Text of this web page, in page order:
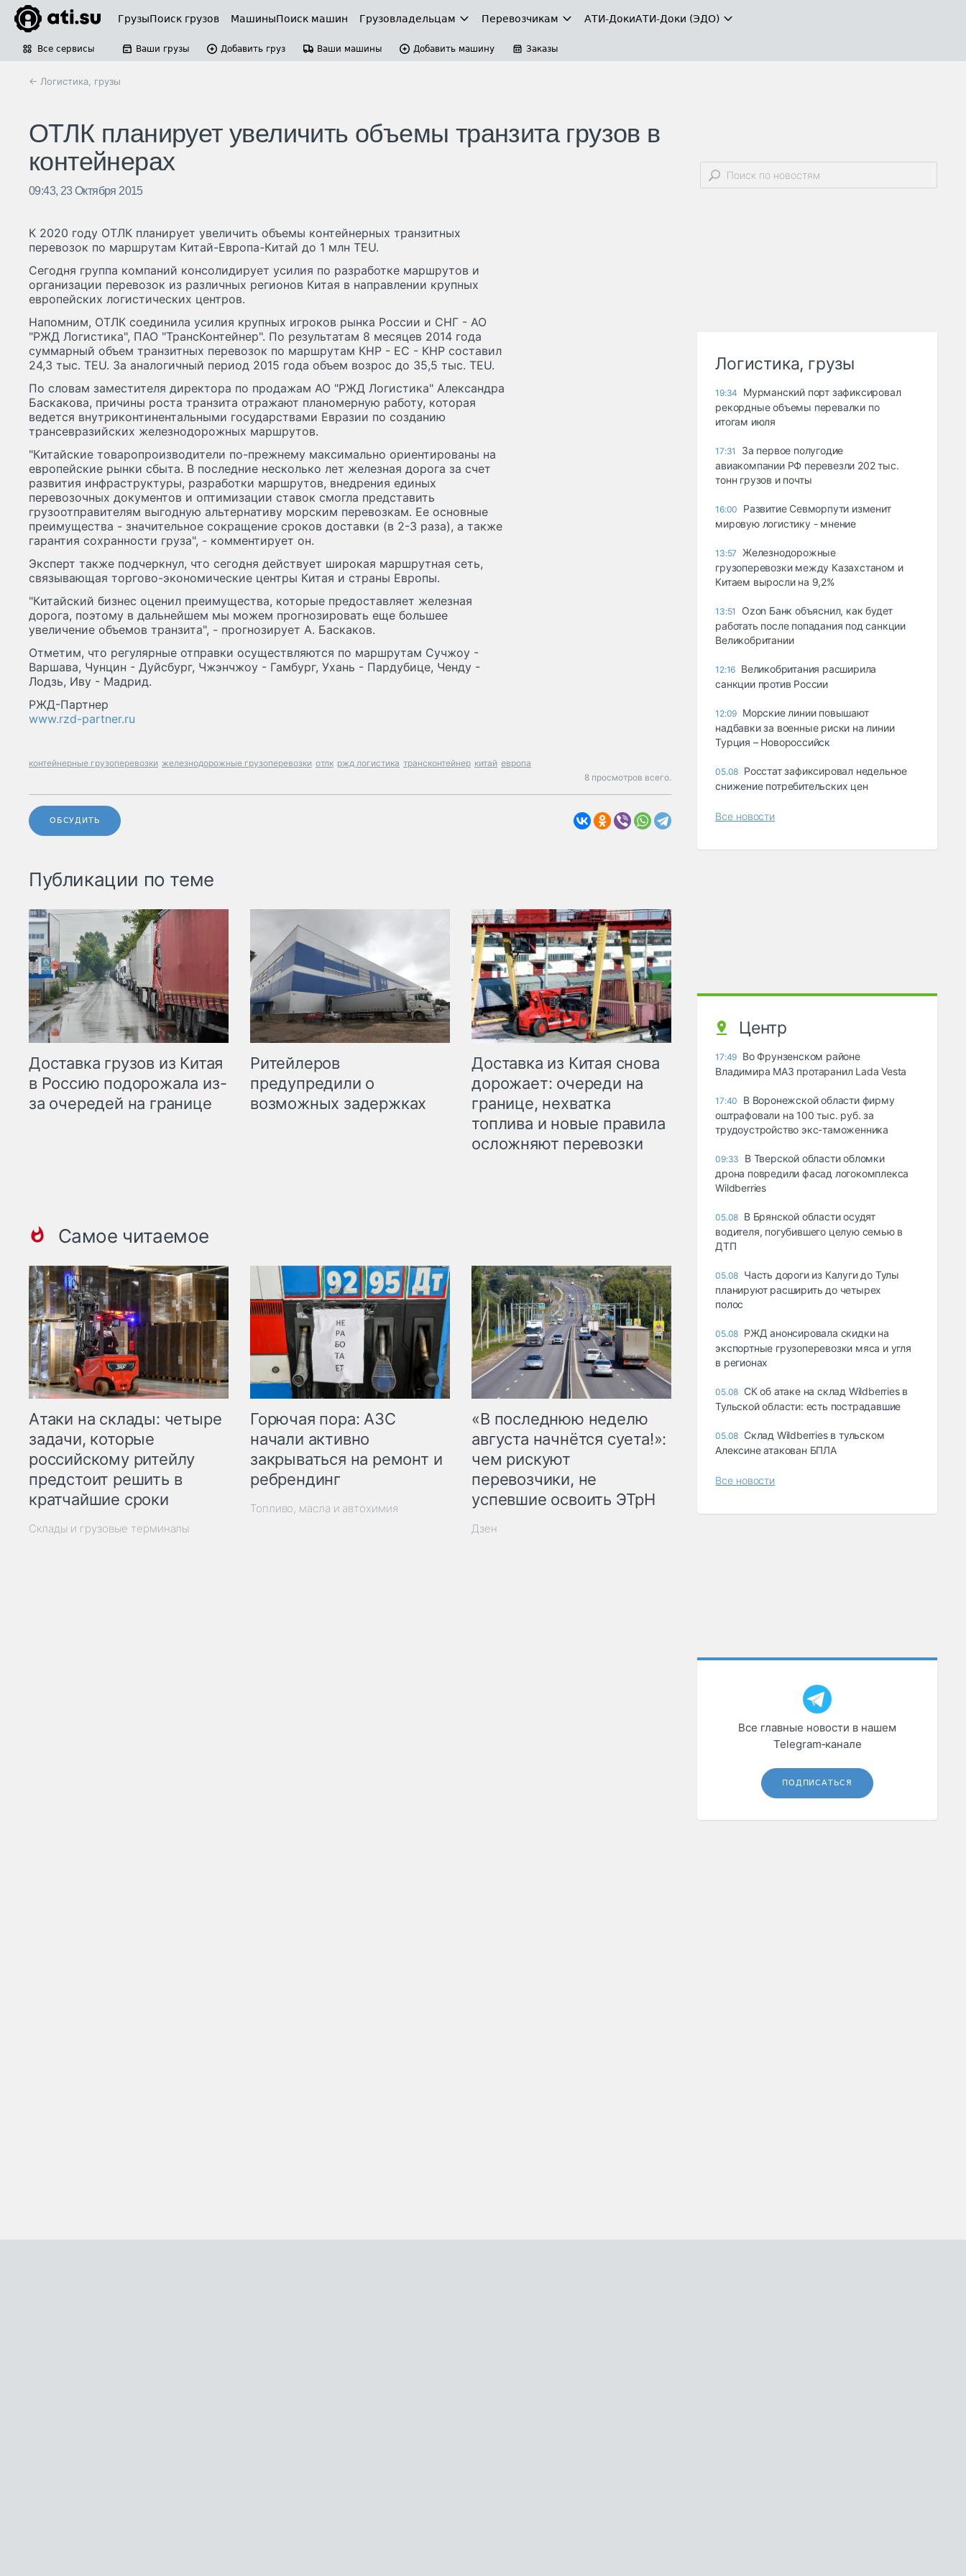
ГрузыПоиск грузов МашиныПоиск машин Грузовладельцам Перевозчикам АТИ-ДокиАТИ-Доки (ЭДО)
Все сервисы Ваши грузы Добавить груз Ваши машины Добавить машину Заказы
← Логистика, грузы
ОТЛК планирует увеличить объемы транзита грузов в
контейнерах
09:43, 23 Октября 2015
К 2020 году ОТЛК планирует увеличить объемы контейнерных транзитных
перевозок по маршрутам Китай-Европа-Китай до 1 млн TEU.
Сегодня группа компаний консолидирует усилия по разработке маршрутов и
организации перевозок из различных регионов Китая в направлении крупных
европейских логистических центров.
Напомним, ОТЛК соединила усилия крупных игроков рынка России и СНГ - АО
"РЖД Логистика", ПАО "ТрансКонтейнер". По результатам 8 месяцев 2014 года
суммарный объем транзитных перевозок по маршрутам КНР - ЕС - КНР составил
24,3 тыс. TEU. За аналогичный период 2015 года объем возрос до 35,5 тыс. TEU.
По словам заместителя директора по продажам АО "РЖД Логистика" Александра
Баскакова, причины роста транзита отражают планомерную работу, которая
ведется внутриконтинентальными государствами Евразии по созданию
трансевразийских железнодорожных маршрутов.
"Китайские товаропроизводители по-прежнему максимально ориентированы на
европейские рынки сбыта. В последние несколько лет железная дорога за счет
развития инфраструктуры, разработки маршрутов, внедрения единых
перевозочных документов и оптимизации ставок смогла представить
грузоотправителям выгодную альтернативу морским перевозкам. Ее основные
преимущества - значительное сокращение сроков доставки (в 2-3 раза), а также
гарантия сохранности груза", - комментирует он.
Эксперт также подчеркнул, что сегодня действует широкая маршрутная сеть,
связывающая торгово-экономические центры Китая и страны Европы.
"Китайский бизнес оценил преимущества, которые предоставляет железная
дорога, поэтому в дальнейшем мы можем прогнозировать еще большее
увеличение объемов транзита", - прогнозирует А. Баскаков.
Отметим, что регулярные отправки осуществляются по маршрутам Сучжоу -
Варшава, Чунцин - Дуйсбург, Чжэнчжоу - Гамбург, Ухань - Пардубице, Ченду -
Лодзь, Иву - Мадрид.
РЖД-Партнер
www.rzd-partner.ru
контейнерные грузоперевозки железнодорожные грузоперевозки отлк ржд логистика трансконтейнер китай европа
8 просмотров всего.
ОБСУДИТЬ
Публикации по теме
Доставка грузов из Китая
в Россию подорожала из-
за очередей на границе
Ритейлеров
предупредили о
возможных задержках
Доставка из Китая снова
дорожает: очереди на
границе, нехватка
топлива и новые правила
осложняют перевозки
Самое читаемое
Атаки на склады: четыре
задачи, которые
российскому ритейлу
предстоит решить в
кратчайшие сроки
Склады и грузовые терминалы
Горючая пора: АЗС
начали активно
закрываться на ремонт и
ребрендинг
Топливо, масла и автохимия
«В последнюю неделю
августа начнётся суета!»:
чем рискуют
перевозчики, не
успевшие освоить ЭТрН
Дзен
Логистика, грузы
19:34
Мурманский порт зафиксировал
рекордные объемы перевалки по
итогам июля
17:31
За первое полугодие
авиакомпании РФ перевезли 202 тыс.
тонн грузов и почты
16:00
Развитие Севморпути изменит
мировую логистику - мнение
13:57
Железнодорожные
грузоперевозки между Казахстаном и
Китаем выросли на 9,2%
13:51
Ozon Банк объяснил, как будет
работать после попадания под санкции
Великобритании
12:16 Великобритания расширила
санкции против России
12:09 Морские линии повышают
надбавки за военные риски на линии
Турция – Новороссийск
05.08 Росстат зафиксировал недельное
снижение потребительских цен
Все новости
Центр
17:49 Во Фрунзенском районе
Владимира МАЗ протаранил Lada Vesta
17:40
В Воронежской области фирму
оштрафовали на 100 тыс. руб. за
трудоустройство экс-таможенника
09:33
В Тверской области обломки
дрона повредили фасад логокомплекса
Wildberries
05.08 В Брянской области осудят
водителя, погубившего целую семью в
ДТП
05.08 Часть дороги из Калуги до Тулы
планируют расширить до четырех
полос
05.08 РЖД анонсировала скидки на
экспортные грузоперевозки мяса и угля
в регионах
05.08 СК об атаке на склад Wildberries в
Тульской области: есть пострадавшие
05.08 Склад Wildberries в тульском
Алексине атакован БПЛА
Все новости
Все главные новости в нашем
Telegram‑канале
ПОДПИСАТЬСЯ